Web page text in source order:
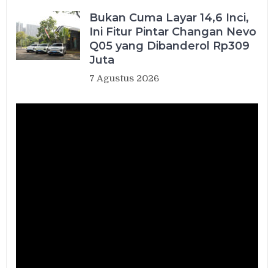
Bukan Cuma Layar 14,6 Inci,
Ini Fitur Pintar Changan Nevo
Q05 yang Dibanderol Rp309
Juta
7 Agustus 2026